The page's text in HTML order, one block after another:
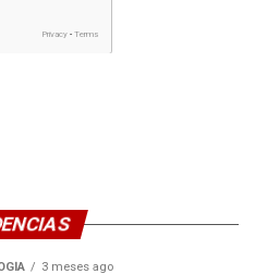
3 meses ago